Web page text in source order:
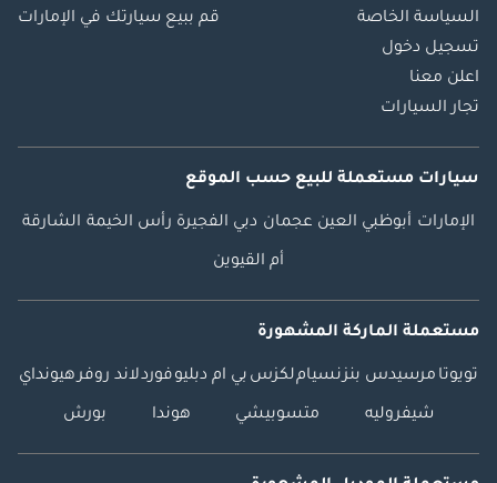
السياسة الخاصة
تسجيل دخول
اعلن معنا
تجار السيارات
قم ببيع سيارتك في الإمارات
سيارات مستعملة للبيع حسب الموقع
الإمارات أبوظبي العين عجمان دبي الفجيرة رأس الخيمة الشارقة
أم القيوين
مستعملة الماركة المشهورة
تويوتا مرسيدس بنزنسياملكزس بي ام دبليوفوردلاند روفرهيونداي
شيفروليه متسوبيشي هوندا بورش